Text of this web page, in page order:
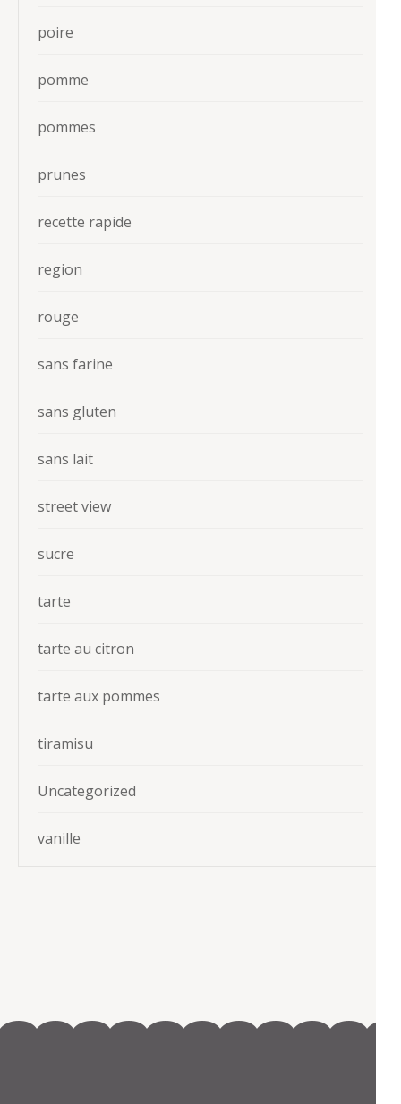
poire
pomme
pommes
prunes
recette rapide
region
rouge
sans farine
sans gluten
sans lait
street view
sucre
tarte
tarte au citron
tarte aux pommes
tiramisu
Uncategorized
vanille